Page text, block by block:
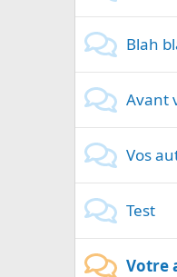
Blah
Avant
Vos
Test
Votre